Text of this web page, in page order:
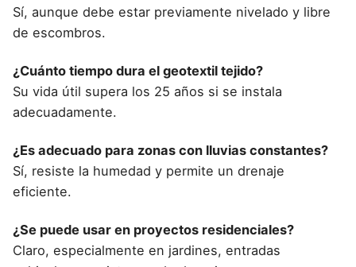
Sí, aunque debe estar previamente nivelado y libre
de escombros.
¿Cuánto tiempo dura el geotextil tejido?
Su vida útil supera los 25 años si se instala
adecuadamente.
¿Es adecuado para zonas con lluvias constantes?
Sí, resiste la humedad y permite un drenaje
eficiente.
¿Se puede usar en proyectos residenciales?
Claro, especialmente en jardines, entradas